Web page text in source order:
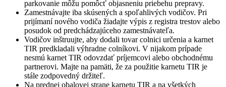
parkovanie môžu pomôcť objasneniu priebehu prepravy.
Zamestnávajte iba skúsených a spoľahlivých vodičov. Pri
prijímaní nového vodiča žiadajte výpis z registra trestov alebo
posudok od predchádzajúceho zamestnávateľa.
Vodičov inštruujte, aby dodali tovar colnici určenia a karnet
TIR predkladali výhradne colníkovi. V nijakom prípade
nesmú karnet TIR odovzdať príjemcovi alebo obchodnému
partnerovi. Majte na pamäti, že za použitie karnetu TIR je
stále zodpovedný držiteľ.
Na prednej obalovej strane karnetu TIR a na všetkých